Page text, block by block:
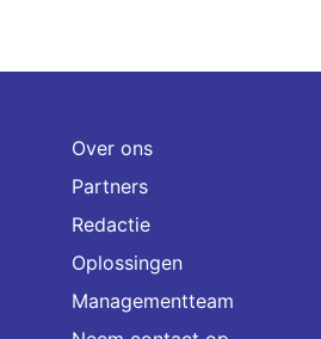
Over ons
Partners
Redactie
Oplossingen
Managementteam